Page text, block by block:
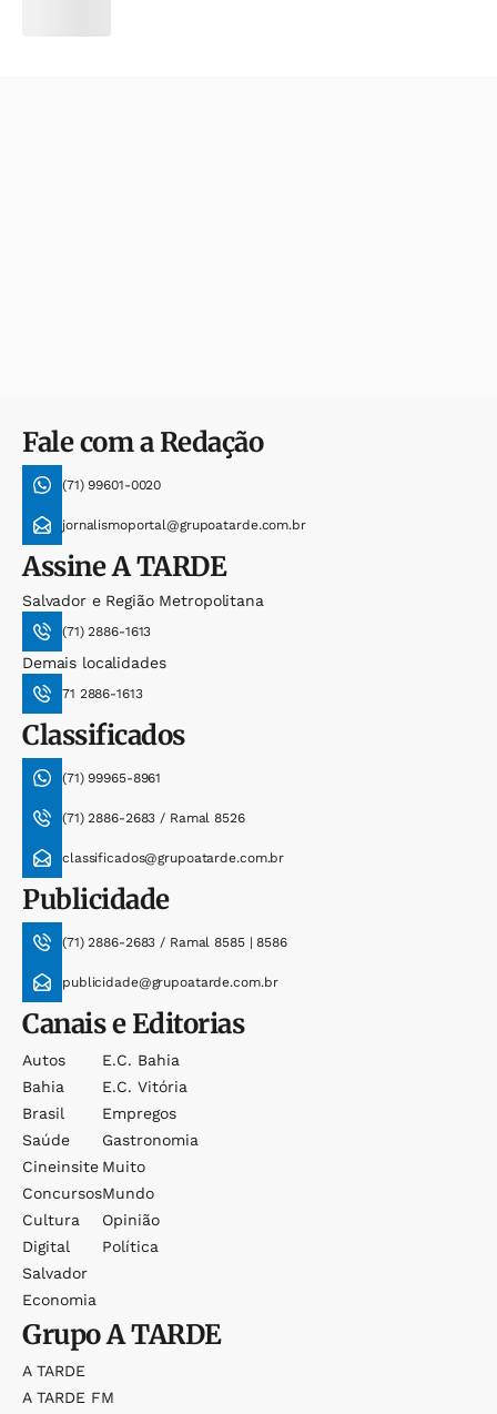
Fale com a Redação
(71) 99601-0020
jornalismoportal@grupoatarde.com.br
AssineA TARDE
Salvador e Região Metropolitana
(71) 2886-1613
Demais localidades
71 2886-1613
Classificados
(71) 99965-8961
(71) 2886-2683 / Ramal 8526
classificados@grupoatarde.com.br
Publicidade
(71) 2886-2683 / Ramal 8585 | 8586
publicidade@grupoatarde.com.br
Canais e Editorias
Autos
Bahia
Brasil
Saúde
Cineinsite
Concursos
Cultura
Digital
Salvador
Economia
E.c. Bahia
E.c. Vitória
Empregos
Gastronomia
Muito
Mundo
Opinião
Política
GrupoA TARDE
A TARDE
A TARDE FM